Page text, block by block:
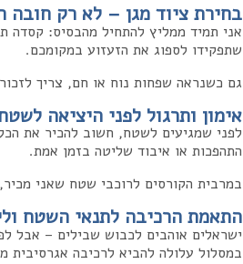
בחירת ציוד מגן – לא רק חובה
אני תמיד ממליץ להתחיל מהבסיס: קסדה
שתפקידו לספוג את הזעזוע במקומכם.
גם כשנראה שפחות נוח או חם, צריך לזכור שמיגון נכון מפחית את
אימון ותרגול לפני היציאה
לפני שמגיעים לשטח, חשוב להכיר את
התהפכות או איבוד שליטה בזמן אמת.
במרבית הקורסים לרוכבי שטח שאני
התאמת הרכיבה לתנאי השטח
ישראלים אוהבים לכבוש שבילים – אבל
במסלול עלולה להביא לרכיבה אגרסיבית